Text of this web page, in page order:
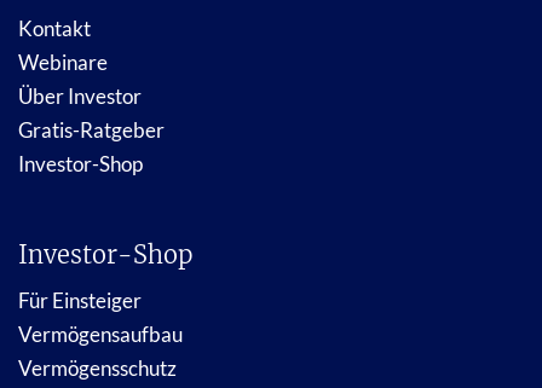
Kontakt
Webinare
Über Investor
Gratis-Ratgeber
Investor-Shop
Investor-Shop
Für Einsteiger
Vermögensaufbau
Vermögensschutz